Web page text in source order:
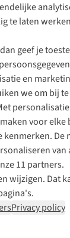
te laten
geef je
en
we om bij
voor elke
kenmerken. De
van
11 partners.
wijzigen. Dat
Privacy policy